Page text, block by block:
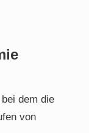
dem die
von